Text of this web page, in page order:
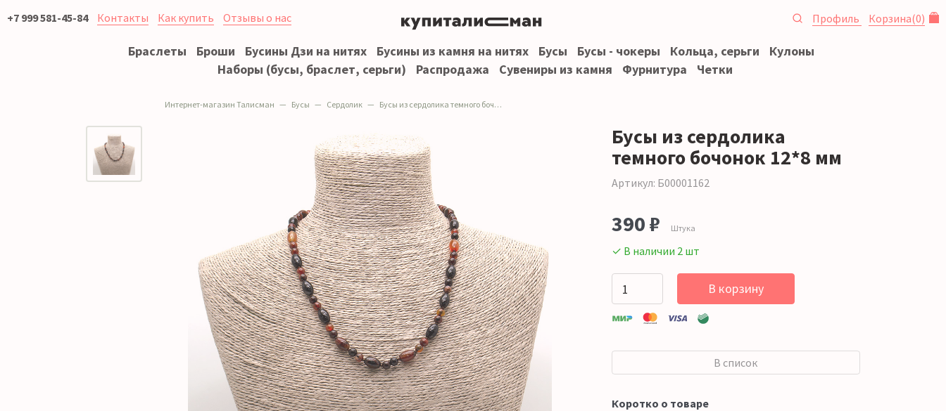
+7 999 581-45-84 Контакты Как купить Отзывы о нас Профиль Корзина(0)
Браслеты Броши Бусины Дзи на нитях Бусины из камня на нитях Бусы Бусы - чокеры Кольца, серьги
Кулоны
Наборы (бусы, браслет, серьги)
Распродажа Сувениры из камня Фурнитура Четки
Интернет-магазин Талисман Бусы Сердолик Бусы из сердолика темного бочонок 12*8 мм
Бусы из сердолика
темного бочонок 12*8 мм
Артикул: Б00001162
390 ₽ Штука
✓ В наличии 2 шт
В корзину
В список
Коротко о товаре